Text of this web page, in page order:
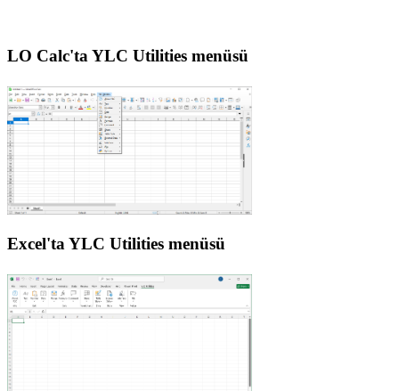
LO Calc'ta YLC Utilities menüsü
Excel'ta YLC Utilities menüsü